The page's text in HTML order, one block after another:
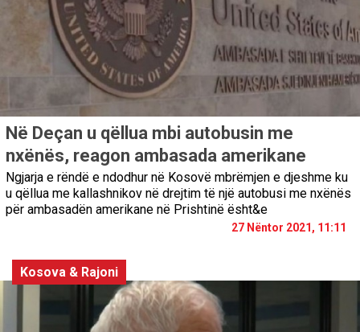
Në Deçan u qëllua mbi autobusin me
nxënës, reagon ambasada amerikane
Ngjarja e rëndë e ndodhur në Kosovë mbrëmjen e djeshme ku
u qëllua me kallashnikov në drejtim të një autobusi me nxënës
për ambasadën amerikane në Prishtinë ësht&e
27 Nëntor 2021, 11:11
Kosova & Rajoni